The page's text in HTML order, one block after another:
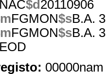
$d 20110906
FGMON$sB.A.
FGMON$sB.A.